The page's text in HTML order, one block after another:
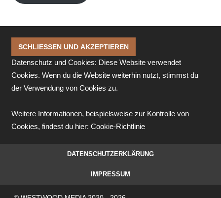
Datenschutz und Cookies: Diese Website verwendet
Cookies. Wenn du die Website weiterhin nutzt, stimmst du
der Verwendung von Cookies zu.
Weitere Informationen, beispielsweise zur Kontrolle von
Cookies, findest du hier: Cookie-Richtlinie
DATENSCHUTZERKLÄRUNG
IMPRESSUM